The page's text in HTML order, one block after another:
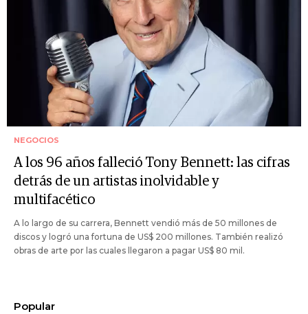
NEGOCIOS
A los 96 años falleció Tony Bennett: las cifras
detrás de un artistas inolvidable y
multifacético
A lo largo de su carrera, Bennett vendió más de 50 millones de
discos y logró una fortuna de US$ 200 millones. También realizó
obras de arte por las cuales llegaron a pagar US$ 80 mil.
Popular